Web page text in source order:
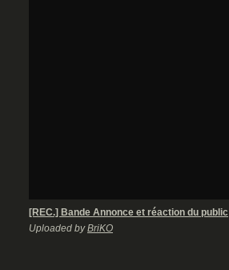
[REC.] Bande Annonce et réaction du public
Uploaded byBriKO